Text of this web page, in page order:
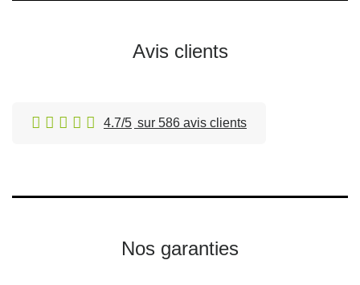
Avis clients
4.7/5 sur 586 avis clients
Nos garanties